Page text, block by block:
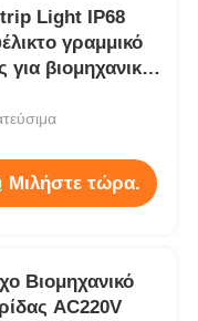
Light IP68
γραμμικό
βιομηχανικό
Μιλήστε τώρα.
Βιομηχανικό
AC220V